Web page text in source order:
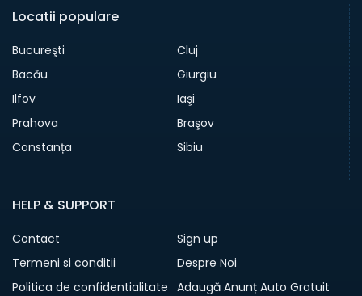
Locatii populare
Bucureşti
Cluj
Bacău
Giurgiu
Ilfov
Iaşi
Prahova
Braşov
Constanța
Sibiu
HELP & SUPPORT
Contact
Sign up
Termeni si conditii
Despre Noi
Politica de confidentialitate Adaugă Anunț Auto Gratuit